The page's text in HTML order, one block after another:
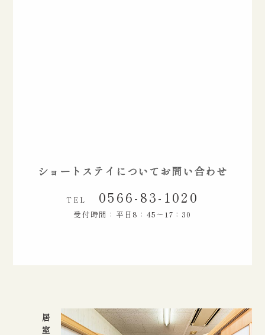
ショートステイについてお問い合わせ
TEL 0566-83-1020
受付時間：平日8：45～17：30
居室